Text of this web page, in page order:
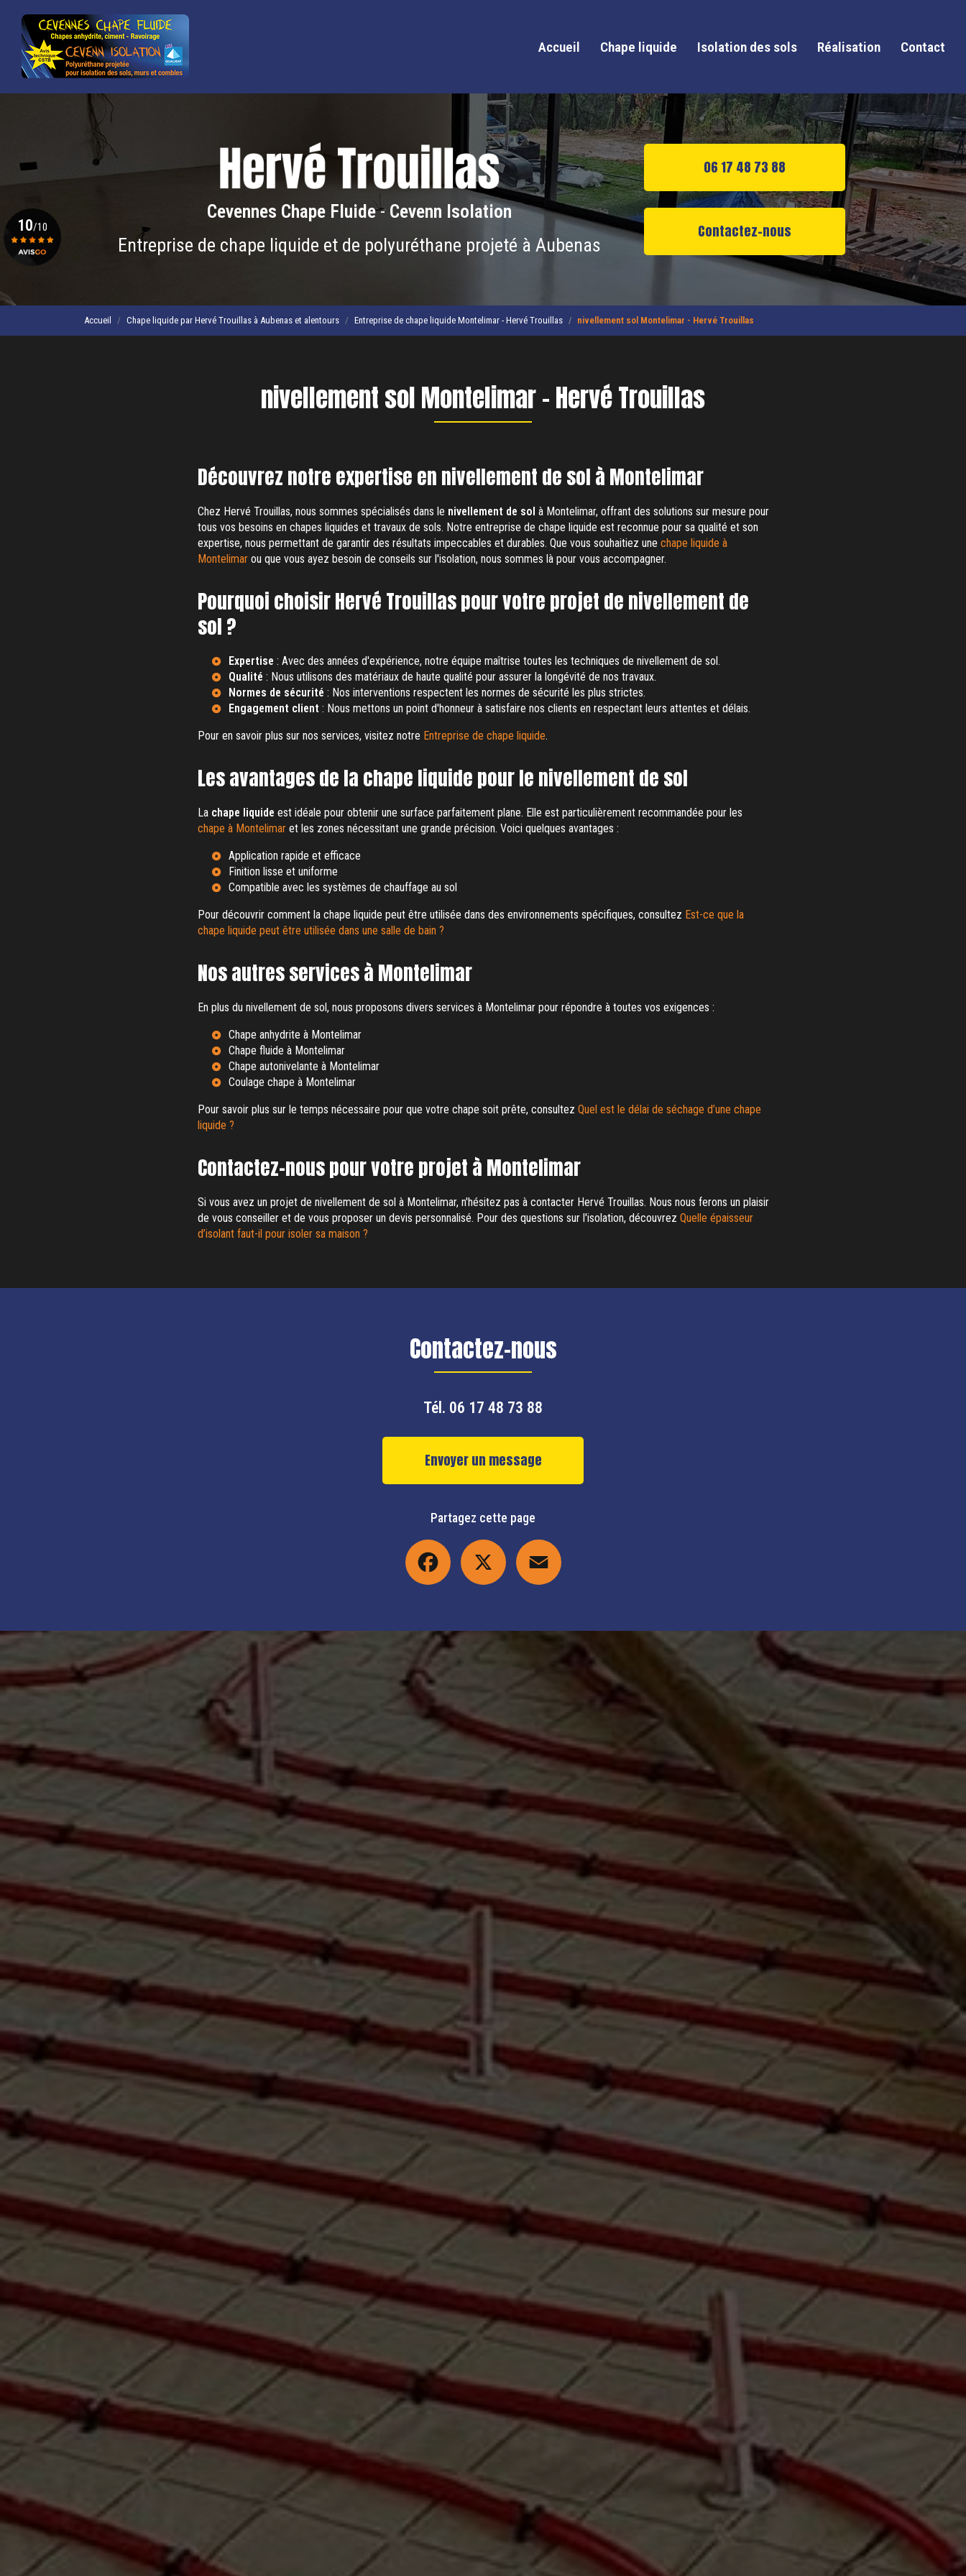
contenu
principal
Accueil Chape liquide Isolation des sols Réalisation Contact
Cevennes Chape Fluide- Cevenn Isolation
Entreprise de chape liquide et de polyuréthane projeté à Aubenas
06 17 48 73 88
Contactez-nous
10/10
Accueil Chape liquide par Hervé Trouillas à Aubenas et alentours Entreprise de chape liquide Montelimar - Hervé Trouillas nivellement sol Montelimar - Hervé Trouillas
nivellement sol Montelimar - Hervé Trouillas
Découvrez notre expertise en nivellement de sol à Montelimar
Chez Hervé Trouillas, nous sommes spécialisés dans le nivellement de sol à Montelimar, offrant des solutions sur mesure pour
tous vos besoins en chapes liquides et travaux de sols. Notre entreprise de chape liquide est reconnue pour sa qualité et son
expertise, nous permettant de garantir des résultats impeccables et durables. Que vous souhaitiez une chape liquide à
Montelimarou que vous ayez besoin de conseils sur l'isolation, nous sommes là pour vous accompagner.
Pourquoi choisir Hervé Trouillas pour votre projet de nivellement de
sol ?
Expertise : Avec des années d'expérience, notre équipe maîtrise toutes les techniques de nivellement de sol.
Qualité : Nous utilisons des matériaux de haute qualité pour assurer la longévité de nos travaux.
Normes de sécurité : Nos interventions respectent les normes de sécurité les plus strictes.
Engagement client: Nous mettons un point d'honneur à satisfaire nos clients en respectant leurs attentes et délais.
Pour en savoir plus sur nos services, visitez notre Entreprise de chape liquide.
Les avantages de la chape liquide pour le nivellement de sol
La chape liquide est idéale pour obtenir une surface parfaitement plane. Elle est particulièrement recommandée pour les
chape à Montelimaret les zones nécessitant une grande précision. Voici quelques avantages :
Application rapide et efficace
Finition lisse et uniforme
Compatible avec les systèmes de chauffage au sol
Pour découvrir comment la chape liquide peut être utilisée dans des environnements spécifiques, consultez Est-ce que la
chape liquide peut être utilisée dans une salle de bain ?
Nos autres services à Montelimar
En plus du nivellement de sol, nous proposons divers services à Montelimar pour répondre à toutes vos exigences :
Chape anhydrite à Montelimar
Chape fluide à Montelimar
Chape autonivelante à Montelimar
Coulage chape à Montelimar
Pour savoir plus sur le temps nécessaire pour que votre chape soit prête, consultez Quel est le délai de séchage d’une chape
liquide ?
Contactez-nous pour votre projet à Montelimar
Si vous avez un projet de nivellement de sol à Montelimar, n'hésitez pas à contacter Hervé Trouillas. Nous nous ferons un plaisir
de vous conseiller et de vous proposer un devis personnalisé. Pour des questions sur l'isolation, découvrez Quelle épaisseur
d’isolant faut-il pour isoler sa maison ?
Contactez-nous
Tél. 06 17 48 73 88
Envoyer un message
Partagez cette page
Facebook